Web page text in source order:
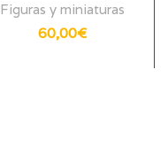
Figuras y miniaturas
60,00€